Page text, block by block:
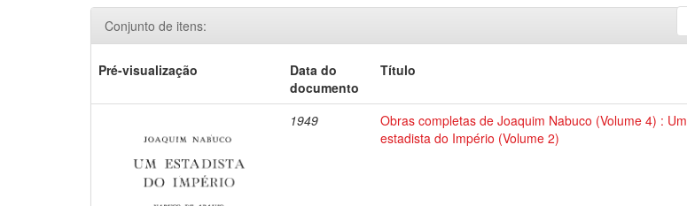
Conjunto de itens:
Pré-visualização
Data do
documento
Título
1949
Obras completas de Joaquim Nabuco (Volume 4) : Um
estadista do Império (Volume 2)